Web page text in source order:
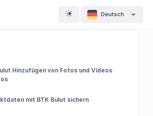
Deutsch
Hinzufügen von Fotos und Videos
mit BTK Bulut sichern